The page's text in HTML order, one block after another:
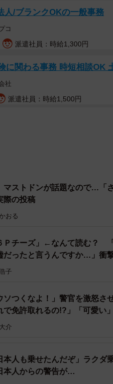
人/ブランクOKの一般事務
コ
派遣社員：時給1,300円
に関わる事務 時短相談OK
社
派遣社員：時給1,500円
マストドンが話題なので…「
際の投稿
おる
Ｐチーズ」←なんて読む？
だったと言うんですか…」衝
子
ソつくなよ！」警官を激怒
で免許取れるの!?」「可愛い」
介
本人も乗せたんだぞ」ラク
本人からの警告が…